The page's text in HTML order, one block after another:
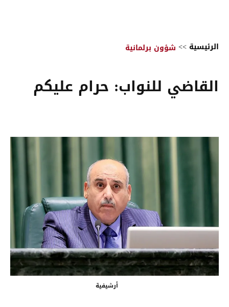
الرئيسية >> شؤون برلمانية
القاضي للنواب: حرام عليكم
أرشيفية